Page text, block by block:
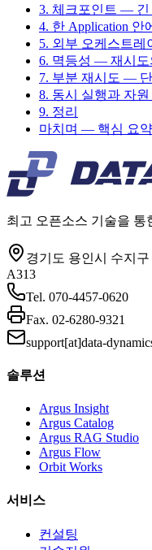
3. 체크포인트 — 긴
4. 한 Application 안
5. 외부 오케스트
6. 멱등성 — 재시도
7. 부분 재시도 —
8. 동시 실행과 자
9. 정리
마치며 — 핵심 요약
최고 오픈소스 기술을 통
경기도 용인시 수지
A313
Tel. 070-4457-0620
Fax. 02-6280-9321
support[at]data-
솔루션
Argus Insight
Argus Catalog
Argus RAG Studio
Argus Flow
Orbit Works
서비스
컨설팅